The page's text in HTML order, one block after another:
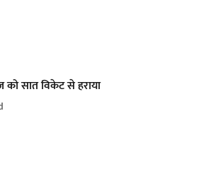
को सात विकेट से हराया